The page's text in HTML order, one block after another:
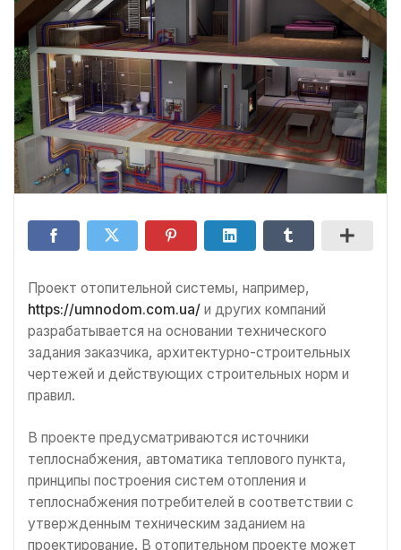
Проект отопительной системы, например,
https://umnodom.com.ua/ и других компаний
разрабатывается на основании технического
задания заказчика, архитектурно-строительных
чертежей и действующих строительных норм и
правил.
В проекте предусматриваются источники
теплоснабжения, автоматика теплового пункта,
принципы построения систем отопления и
теплоснабжения потребителей в соответствии с
утвержденным техническим заданием на
проектирование. В отопительном проекте может